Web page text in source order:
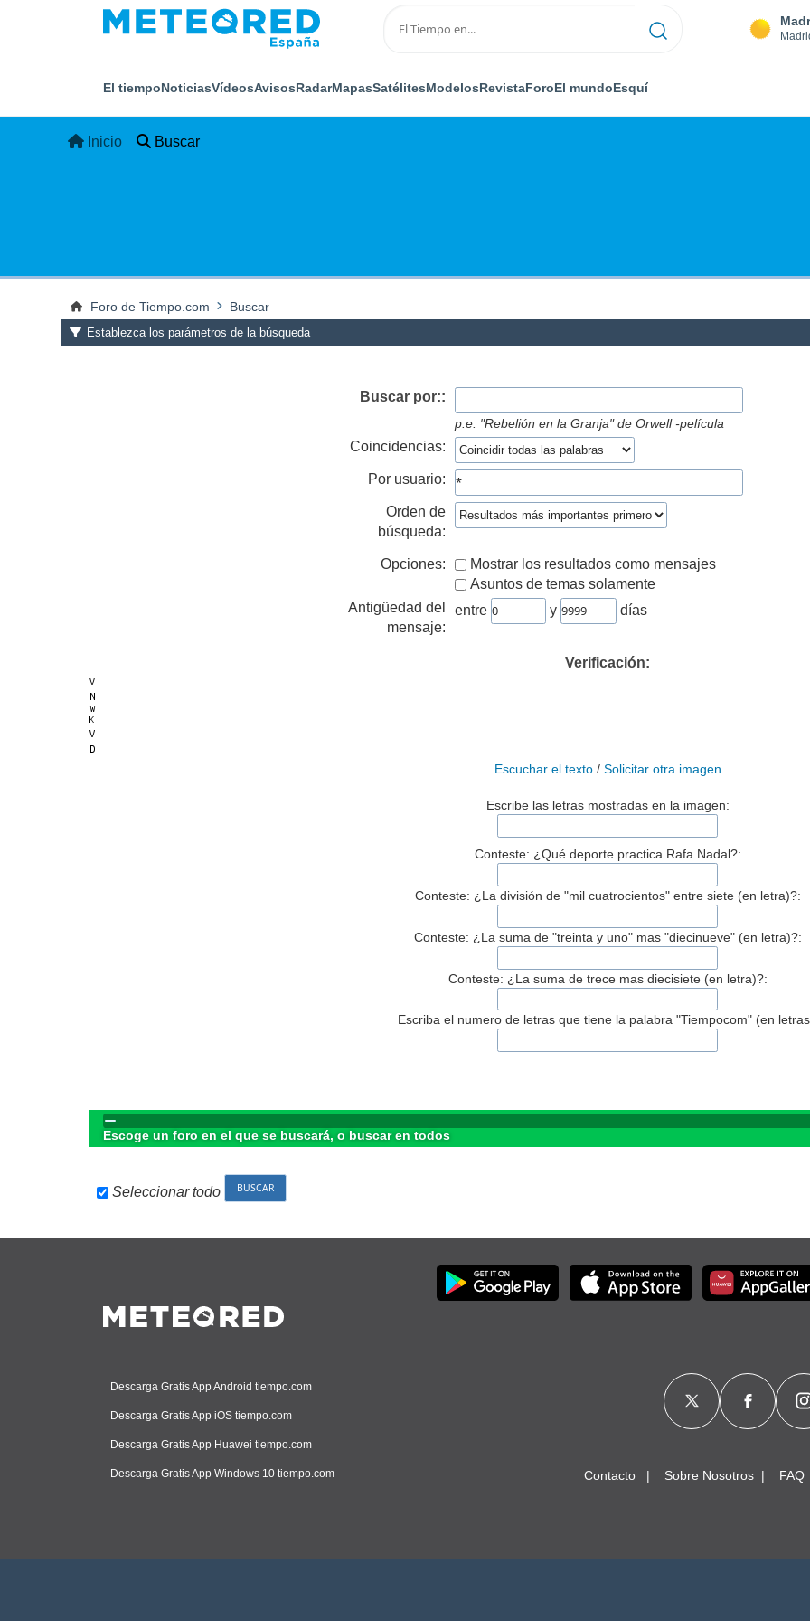
El tiempoNoticiasVídeosAvisosRadarMapasSatélitesModelosRevistaForoEl mundoEsquí
Inicio Buscar
Foro de Tiempo.com Buscar
Establezca los parámetros de la búsqueda
Buscar por::
p.e. "Rebelión en la Granja" de Orwell -película
Coincidencias:
Por usuario:
Orden de
búsqueda:
Opciones:
Mostrar los resultados como mensajes
Asuntos de temas solamente
Antigüedad del
mensaje:
entre y días
Verificación:
Escuchar el texto/ Solicitar otra imagen
Escribe las letras mostradas en la imagen:
Conteste: ¿Qué deporte practica Rafa Nadal?:
Conteste: ¿La división de "mil cuatrocientos" entre siete (en letra)?:
Conteste: ¿La suma de "treinta y uno" mas "diecinueve" (en letra)?:
Conteste: ¿La suma de trece mas diecisiete (en letra)?:
Escriba el numero de letras que tiene la palabra "Tiempocom" (en
Escoge un foro en el que se buscará, o buscar en todos
Seleccionar todo
Descarga Gratis App Android tiempo.com
Descarga Gratis App iOS tiempo.com
Descarga Gratis App Huawei tiempo.com
Descarga Gratis App Windows 10 tiempo.com Contacto Sobre Nosotros FAQ